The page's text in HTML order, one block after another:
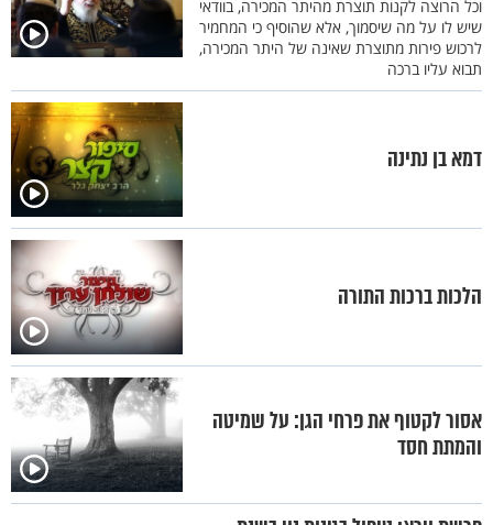
וכל הרוצה לקנות תוצרת מהיתר המכירה, בוודאי
שיש לו על מה שיסמוך, אלא שהוסיף כי המחמיר
לרכוש פירות מתוצרת שאינה של היתר המכירה,
תבוא עליו ברכה
דמא בן נתינה
הלכות ברכות התורה
אסור לקטוף את פרחי הגן: על שמיטה
והמתת חסד